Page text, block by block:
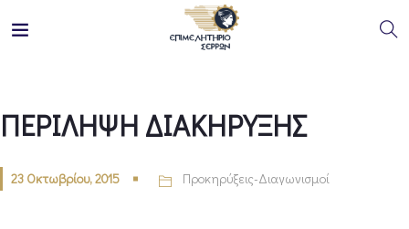
ΠΕΡΙΛΗΨΗ ΔΙΑΚΗΡΥΞΗΣ
23 Οκτωβρίου, 2015 Προκηρύξεις-Διαγωνισμοί